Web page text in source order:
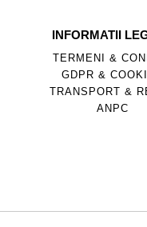
INFORMATII
TERMENI &
GDPR &
TRANSPORT &
ANPC